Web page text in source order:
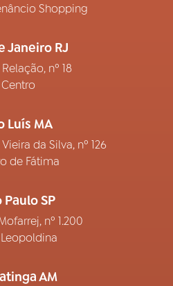
Shopping
Janeiro RJ
nº 18
Centro
Luís MA
da Silva, nº 126
de Fátima
Paulo SP
nº 1.200
AM